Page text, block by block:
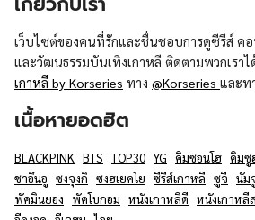
เว็บไซต์ของคนที่รักและชื่นชอบการดูซีรีส์ ค
และวัฒนธรรมบันเทิงเกาหลี ติดตามพวกเราไ
เกาหลี by Korseries ทาง @Korseries และท
เนื้อหายอดฮิต
BLACKPINK BTS TOP30 YG คิมซอนโฮ คิมซู
ชาอึนอู ซงจุงกิ ซงฮเยคโย ซีรีส์เกาหลี ซูจี นัม
พัคมินยอง พัคโบกอม หนังเกาหลีดี หนังเกาหลี